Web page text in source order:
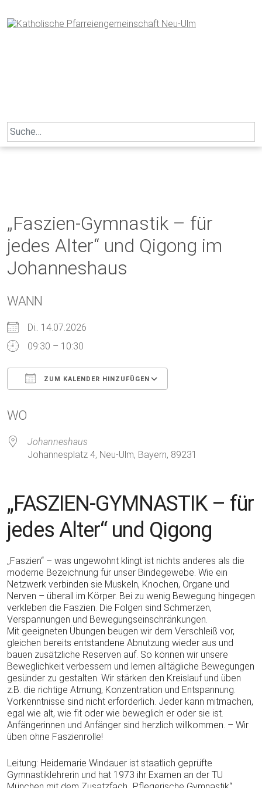
to
content
Search
for:
„Faszien-Gymnastik – für
jedes Alter“ und Qigong im
Johanneshaus
WANN
Di.. 14.07.2026
09:30 – 10:30
ZUM KALENDER HINZUFÜGEN
WO
Johanneshaus
Johannesplatz 4, Neu-Ulm, Bayern, 89231
„FASZIEN-GYMNASTIK – für
jedes Alter“ und Qigong
„Faszien“ – was ungewohnt klingt ist nichts anderes als die
moderne Bezeichnung für unser Bindegewebe. Wie ein
Netzwerk verbinden sie Muskeln, Knochen, Organe und
Nerven – überall im Körper. Bei zu wenig Bewegung hingegen
verkleben die Faszien. Die Folgen sind Schmerzen,
Verspannungen und Bewegungseinschränkungen.
Mit geeigneten Übungen beugen wir dem Verschleiß vor,
gleichen bereits entstandene Abnutzung wieder aus und
bauen zusätzliche Reserven auf. So können wir unsere
Beweglichkeit verbessern und lernen alltägliche Bewegungen
gesünder zu gestalten. Wir stärken den Kreislauf und üben
z.B. die richtige Atmung, Konzentration und Entspannung.
Vorkenntnisse sind nicht erforderlich. Jeder kann mitmachen,
egal wie alt, wie fit oder wie beweglich er oder sie ist.
Anfängerinnen und Anfänger sind herzlich willkommen. – Wir
üben ohne Faszienrolle!
Leitung: Heidemarie Windauer ist staatlich geprüfte
Gymnastiklehrerin und hat 1973 ihr Examen an der TU